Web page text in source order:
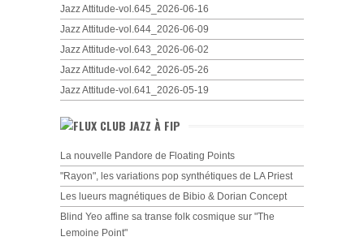
Jazz Attitude-vol.645_2026-06-16
Jazz Attitude-vol.644_2026-06-09
Jazz Attitude-vol.643_2026-06-02
Jazz Attitude-vol.642_2026-05-26
Jazz Attitude-vol.641_2026-05-19
CLUB JAZZ À FIP
La nouvelle Pandore de Floating Points
"Rayon", les variations pop synthétiques de LA Priest
Les lueurs magnétiques de Bibio & Dorian Concept
Blind Yeo affine sa transe folk cosmique sur "The
Lemoine Point"